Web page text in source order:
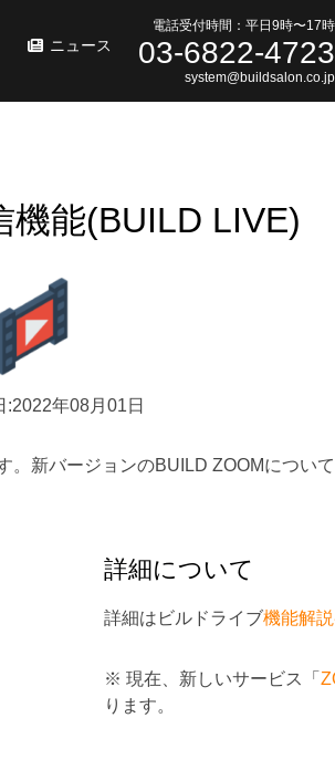
ニュース
電話受付時間：平日9時〜17時
03-6822-4723
system@buildsalon.co.jp
機能(BUILD LIVE)
:2022年08月01日
。新バージョンのBUILD ZOOMについ
詳細について
詳細はビルドライブ機能解
※ 現在、新しいサービス「
ります。